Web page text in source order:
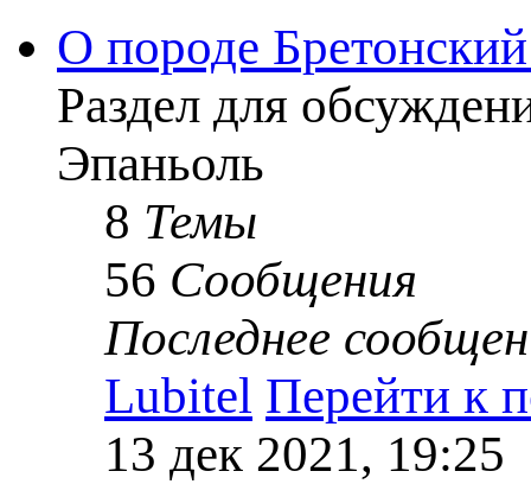
О породе
Раздел для
Эпаньоль
8 Темы
56 Сообщения
Последнее
Lubitel Перейти к
13 дек 2021, 19:25